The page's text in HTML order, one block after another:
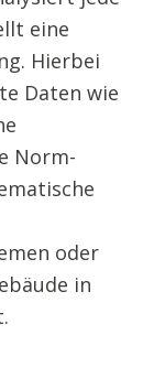
eine
Hierbei
Daten wie
Norm-
oder
in